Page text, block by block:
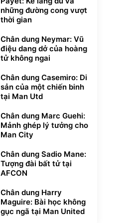
giúp thoải mái
trong di chuyển
295.000 đ
Đã bán nhiều
những đường cong vượt
thời gian
Chân dung Neymar: Vũ
điệu dang dở của hoàng
tử không ngai
Chân dung Casemiro: Di
sản của một chiến binh
tại Man Utd
Chân dung Marc Guehi:
Mảnh ghép lý tưởng cho
Man City
Chân dung Sadio Mane:
Tượng đài bất tử tại
AFCON
Chân dung Harry
Maguire: Bài học không
gục ngã tại Man United